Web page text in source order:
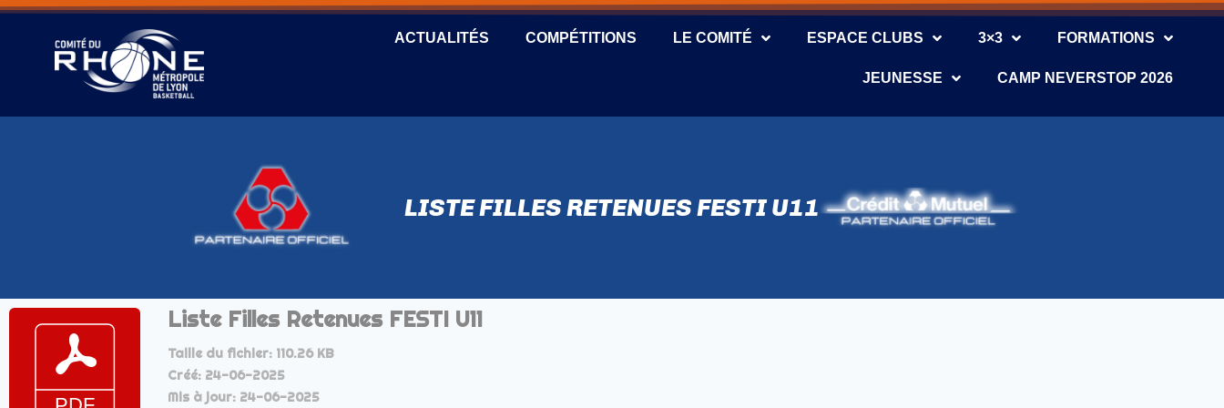
ACTUALITÉS COMPÉTITIONS LE COMITÉ ESPACE CLUBS 3×3 FORMATIONS
JEUNESSE CAMP NEVERSTOP 2026
LISTE FILLES RETENUES FESTI U11
Liste Filles Retenues FESTI U11
Taille du fichier: 110.26 KB
Créé: 24-06-2025
Mis à jour: 24-06-2025